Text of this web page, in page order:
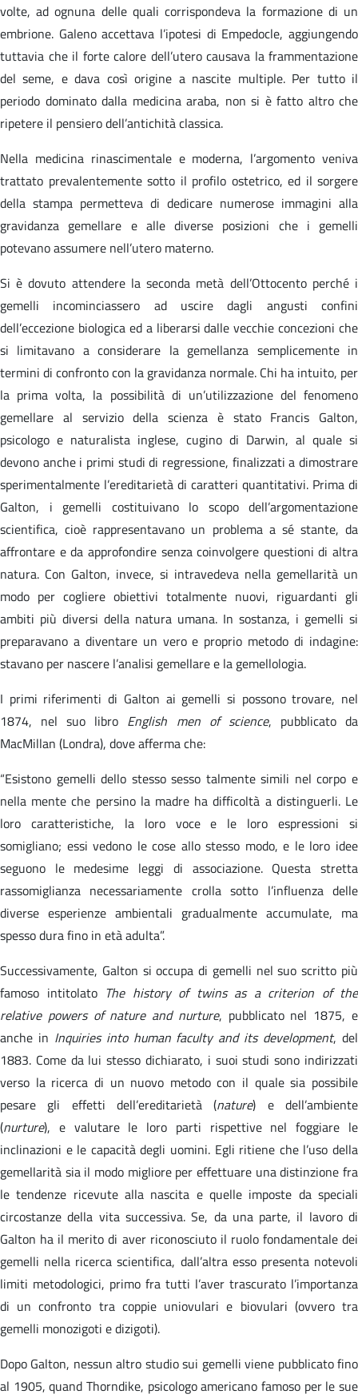
volte, ad ognuna delle quali corrispondeva la formazione di un
embrione. Galeno accettava l’ipotesi di Empedocle, aggiungendo
tuttavia che il forte calore dell’utero causava la frammentazione
del seme, e dava così origine a nascite multiple. Per tutto il
periodo dominato dalla medicina araba, non si è fatto altro che
ripetere il pensiero dell’antichità classica.
Nella medicina rinascimentale e moderna, l’argomento veniva
trattato prevalentemente sotto il profilo ostetrico, ed il sorgere
della stampa permetteva di dedicare numerose immagini alla
gravidanza gemellare e alle diverse posizioni che i gemelli
potevano assumere nell’utero materno.
Si è dovuto attendere la seconda metà dell’Ottocento perché i
gemelli incominciassero ad uscire dagli angusti confini
dell’eccezione biologica ed a liberarsi dalle vecchie concezioni che
si limitavano a considerare la gemellanza semplicemente in
termini di confronto con la gravidanza normale. Chi ha intuito, per
la prima volta, la possibilità di un’utilizzazione del fenomeno
gemellare al servizio della scienza è stato Francis Galton,
psicologo e naturalista inglese, cugino di Darwin, al quale si
devono anche i primi studi di regressione, finalizzati a dimostrare
sperimentalmente l’ereditarietà di caratteri quantitativi. Prima di
Galton, i gemelli costituivano lo scopo dell’argomentazione
scientifica, cioè rappresentavano un problema a sé stante, da
affrontare e da approfondire senza coinvolgere questioni di altra
natura. Con Galton, invece, si intravedeva nella gemellarità un
modo per cogliere obiettivi totalmente nuovi, riguardanti gli
ambiti più diversi della natura umana. In sostanza, i gemelli si
preparavano a diventare un vero e proprio metodo di indagine:
stavano per nascere l’analisi gemellare e la gemellologia.
I primi riferimenti di Galton ai gemelli si possono trovare, nel
1874, nel suo libro English men of science, pubblicato da
MacMillan (Londra), dove afferma che:
“Esistono gemelli dello stesso sesso talmente simili nel corpo e
nella mente che persino la madre ha difficoltà a distinguerli. Le
loro caratteristiche, la loro voce e le loro espressioni si
somigliano; essi vedono le cose allo stesso modo, e le loro idee
seguono le medesime leggi di associazione. Questa stretta
rassomiglianza necessariamente crolla sotto l’influenza delle
diverse esperienze ambientali gradualmente accumulate, ma
spesso dura fino in età adulta”.
Successivamente, Galton si occupa di gemelli nel suo scritto più
famoso intitolato The history of twins as a criterion of the
relative powers of nature and nurture, pubblicato nel 1875, e
anche in Inquiries into human faculty and its development, del
1883. Come da lui stesso dichiarato, i suoi studi sono indirizzati
verso la ricerca di un nuovo metodo con il quale sia possibile
pesare gli effetti dell’ereditarietà (nature) e dell’ambiente
(nurture), e valutare le loro parti rispettive nel foggiare le
inclinazioni e le capacità degli uomini. Egli ritiene che l’uso della
gemellarità sia il modo migliore per effettuare una distinzione fra
le tendenze ricevute alla nascita e quelle imposte da speciali
circostanze della vita successiva. Se, da una parte, il lavoro di
Galton ha il merito di aver riconosciuto il ruolo fondamentale dei
gemelli nella ricerca scientifica, dall’altra esso presenta notevoli
limiti metodologici, primo fra tutti l’aver trascurato l’importanza
di un confronto tra coppie uniovulari e biovulari (ovvero tra
gemelli monozigoti e dizigoti).
Dopo Galton, nessun altro studio sui gemelli viene pubblicato fino
al 1905, quand Thorndike, psicologo americano famoso per le sue